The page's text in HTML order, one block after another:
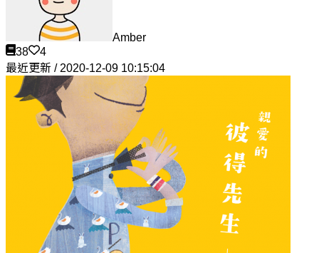
Amber
38
4
最近更新 / 2020-12-09 10:15:04